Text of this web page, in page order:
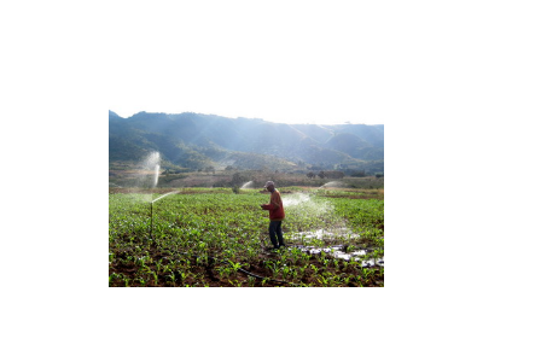
WORKING PAPERS
NOTES THÉMATIQUES
NOS TRAVAUX EN VIDÉO